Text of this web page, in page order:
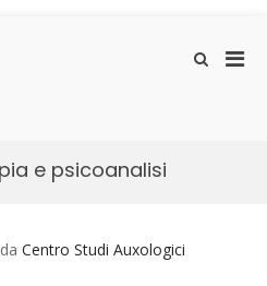
Mostra
e psicoanalisi
da Centro Studi Auxologici